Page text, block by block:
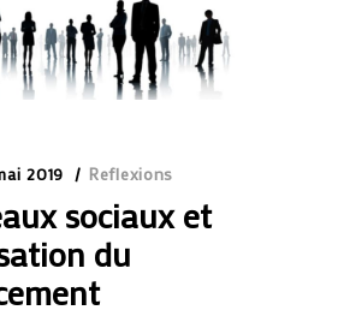
2019 Reflexions
sociaux et
du